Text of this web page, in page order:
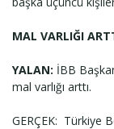
MAL VARLIĞI
YALAN: İBB
mal varlığı arttı.
GERÇEK: Türkiye